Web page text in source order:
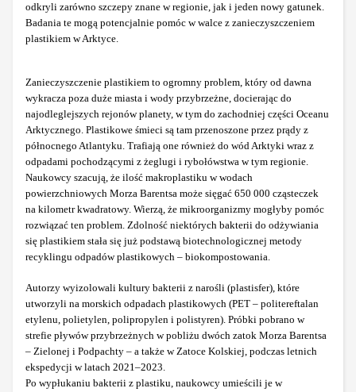
odkryli zarówno szczepy znane w regionie, jak i jeden nowy gatunek.
Badania te mogą potencjalnie pomóc w walce z zanieczyszczeniem
plastikiem w Arktyce.
Zanieczyszczenie plastikiem to ogromny problem, który od dawna
wykracza poza duże miasta i wody przybrzeżne, docierając do
najodleglejszych rejonów planety, w tym do zachodniej części Oceanu
Arktycznego. Plastikowe śmieci są tam przenoszone przez prądy z
północnego Atlantyku. Trafiają one również do wód Arktyki wraz z
odpadami pochodzącymi z żeglugi i rybołówstwa w tym regionie.
Naukowcy szacują, że ilość makroplastiku w wodach
powierzchniowych Morza Barentsa może sięgać 650 000 cząsteczek
na kilometr kwadratowy. Wierzą, że mikroorganizmy mogłyby pomóc
rozwiązać ten problem. Zdolność niektórych bakterii do odżywiania
się plastikiem stała się już podstawą biotechnologicznej metody
recyklingu odpadów plastikowych – biokompostowania.
Autorzy wyizolowali kultury bakterii z narośli (plastisfer), które
utworzyli na morskich odpadach plastikowych (PET – politereftalan
etylenu, polietylen, polipropylen i polistyren). Próbki pobrano w
strefie pływów przybrzeżnych w pobliżu dwóch zatok Morza Barentsa
– Zielonej i Podpachty – a także w Zatoce Kolskiej, podczas letnich
ekspedycji w latach 2021–2023.
Po wypłukaniu bakterii z plastiku, naukowcy umieścili je w